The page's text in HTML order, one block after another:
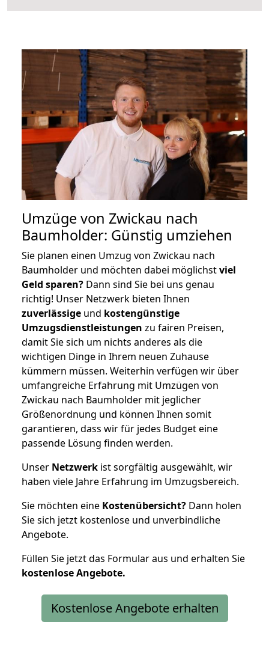
Umzüge von Zwickau nach
Baumholder: Günstig umziehen
Sie planen einen Umzug von Zwickau nach
Baumholder und möchten dabei möglichstviel
Geld sparen? Dann sind Sie bei uns genau
richtig! Unser Netzwerk bieten Ihnen
zuverlässige und kostengünstige
Umzugsdienstleistungen zu fairen Preisen,
damit Sie sich um nichts anderes als die
wichtigen Dinge in Ihrem neuen Zuhause
kümmern müssen. Weiterhin verfügen wir über
umfangreiche Erfahrung mit Umzügen von
Zwickau nach Baumholder mit jeglicher
Größenordnung und können Ihnen somit
garantieren, dass wir für jedes Budget eine
passende Lösung finden werden.
Unser Netzwerk ist sorgfältig ausgewählt, wir
haben viele Jahre Erfahrung im Umzugsbereich.
Sie möchten eine Kostenübersicht? Dann holen
Sie sich jetzt kostenlose und unverbindliche
Angebote.
Füllen Sie jetzt das Formular aus und erhalten Sie
kostenloseAngebote.
Kostenlose Angebote erhalten